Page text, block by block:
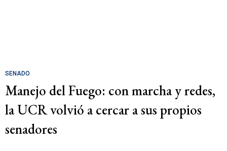
SENADO
Manejo del Fuego: con marcha y redes,
la UCR volvió a cercar a sus propios
senadores